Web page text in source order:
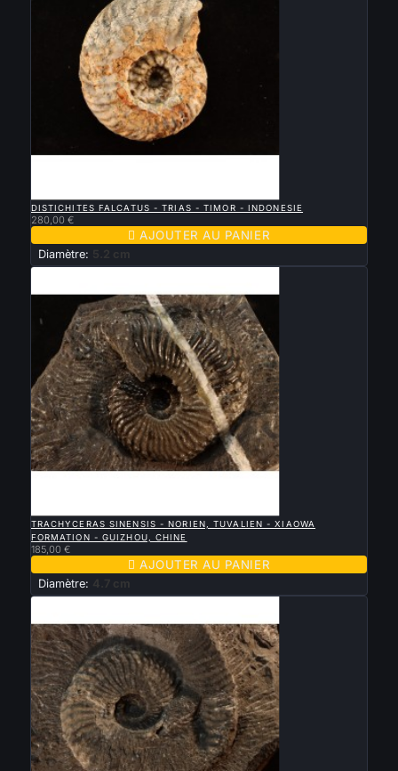
DISTICHITES FALCATUS - TRIAS - TIMOR - INDONESIE
280,00 €
 AJOUTER AU PANIER
Diamètre: 5.2 cm
TRACHYCERAS SINENSIS - NORIEN, TUVALIEN - XIAOWA
FORMATION - GUIZHOU, CHINE
185,00 €
 AJOUTER AU PANIER
Diamètre: 4.7 cm